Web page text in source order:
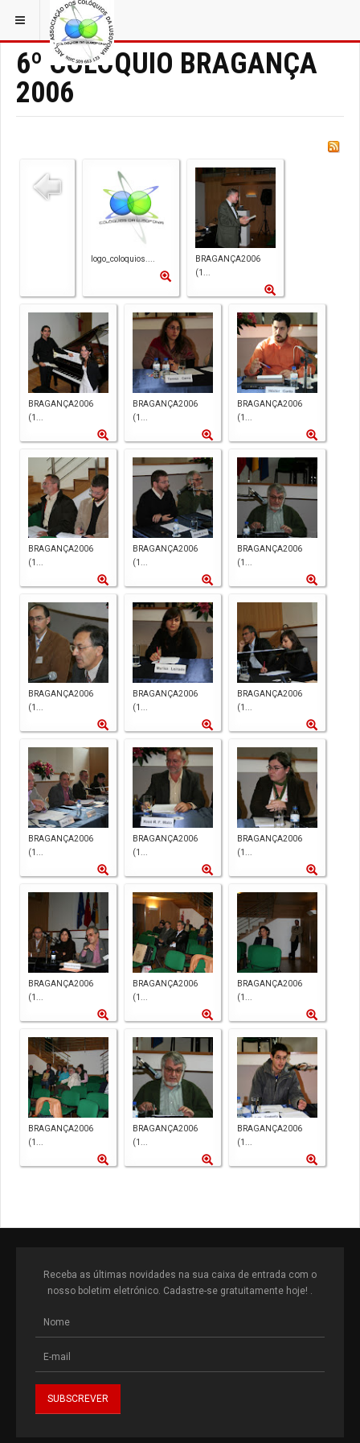
ESTÁ EM...
6º COLÓQUIO BRAGANÇA
2006
logo_coloquios....
BRAGANÇA2006
(1...
BRAGANÇA2006
(1...
BRAGANÇA2006
(1...
BRAGANÇA2006
(1...
BRAGANÇA2006
(1...
BRAGANÇA2006
(1...
BRAGANÇA2006
(1...
BRAGANÇA2006
(1...
BRAGANÇA2006
(1...
BRAGANÇA2006
(1...
BRAGANÇA2006
(1...
BRAGANÇA2006
(1...
BRAGANÇA2006
(1...
BRAGANÇA2006
(1...
BRAGANÇA2006
(1...
BRAGANÇA2006
(1...
BRAGANÇA2006
(1...
BRAGANÇA2006
(1...
BRAGANÇA2006
(1...
Receba as últimas novidades na sua caixa de entrada com o
nosso boletim eletrónico. Cadastre-se gratuitamente hoje! .